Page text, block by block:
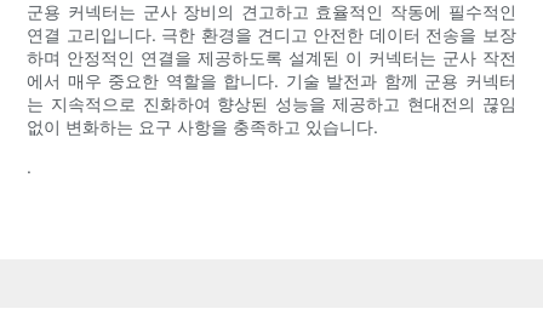
군용 커넥터는 군사 장비의 견고하고 효율적인 작동에 필수적인
연결 고리입니다. 극한 환경을 견디고 안전한 데이터 전송을 보장
하며 안정적인 연결을 제공하도록 설계된 이 커넥터는 군사 작전
에서 매우 중요한 역할을 합니다. 기술 발전과 함께 군용 커넥터
는 지속적으로 진화하여 향상된 성능을 제공하고 현대전의 끊임
없이 변화하는 요구 사항을 충족하고 있습니다.
.